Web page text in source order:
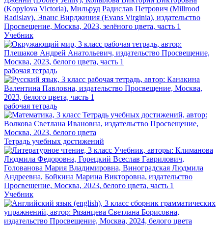
Учебник
рабочая тетрадь
рабочая тетрадь
Тетрадь учебных достижений
Учебник